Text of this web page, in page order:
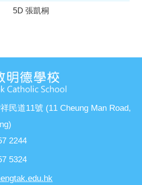
5D 張凱桐
民道11號 (11 Cheung Man Road,
2244
5324